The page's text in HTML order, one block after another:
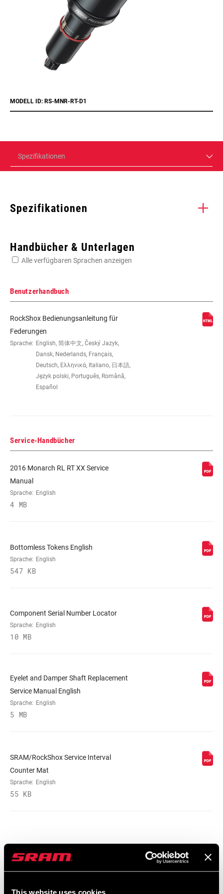
MODELL ID: RS-MNR-RT-D1
Spezifikationen
Spezifikationen
EYE TO EYE /
STROKE
195x45, 197x48, 197x51, 200x51,
200x57, 210x60, 216x63
DÄMPFERTYP
ABSTIMMUNG
AUSSCHALT-
KRAFT
GEHÄUSE-ÖSE
Handbücher & Unterlagen
Alle verfügbaren Sprachen anzeigen
Benutzerhandbuch
RockShox Bedienungsanleitung für
Federungen
Sprache: English, 简体中文, Český Jazyk,
Dansk, Nederlands, Français,
Deutsch, Ελληνικά, Italiano, 日本語,
Język polski, Português, Română,
Español
Service-Handbücher
2016 Monarch RL RT XX Service
Manual
Sprache: English
4 MB
Bottomless Tokens English
Sprache: English
547 KB
Component Serial Number Locator
Sprache: English
10 MB
Eyelet and Damper Shaft Replacement
Service Manual English
Sprache: English
5 MB
SRAM/RockShox Service Interval
Counter Mat
Sprache: English
55 KB
Ersatzteilkatalog